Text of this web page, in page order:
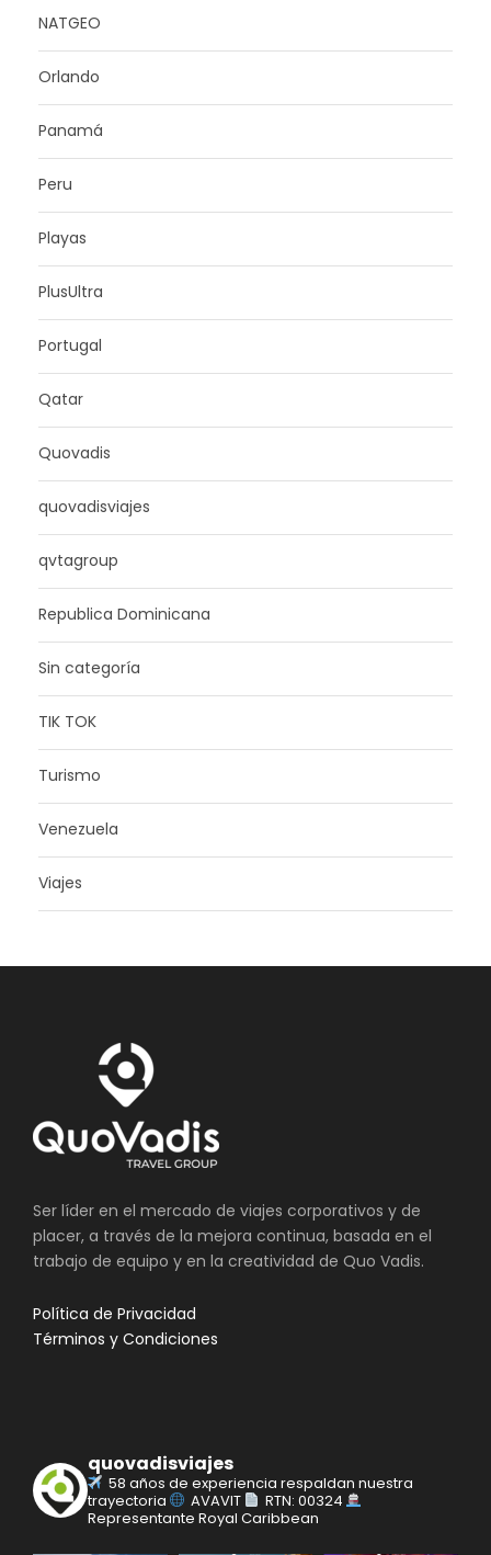
NATGEO
Orlando
Panamá
Peru
Playas
PlusUltra
Portugal
Qatar
Quovadis
quovadisviajes
qvtagroup
Republica Dominicana
Sin categoría
TIK TOK
Turismo
Venezuela
Viajes
Ser líder en el mercado de viajes corporativos y de
placer, a través de la mejora continua, basada en el
trabajo de equipo y en la creatividad de Quo Vadis.
Política de Privacidad
Términos y Condiciones
quovadisviajes
58 años de experiencia respaldan nuestra
trayectoria
AVAVIT
RTN: 00324
Representante Royal Caribbean